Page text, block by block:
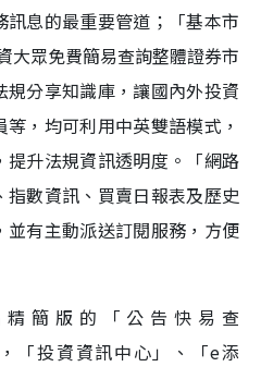
息的最重要管道；「基本市
大眾免費簡易查詢整體證券市
分享知識庫，讓國內外投資
，均可利用中英雙語模式，
升法規資訊透明度。「網路
數資訊、買賣日報表及歷史
有主動派送訂閱服務，方便
簡版的「公告快易查
「投資資訊中心」、「e添